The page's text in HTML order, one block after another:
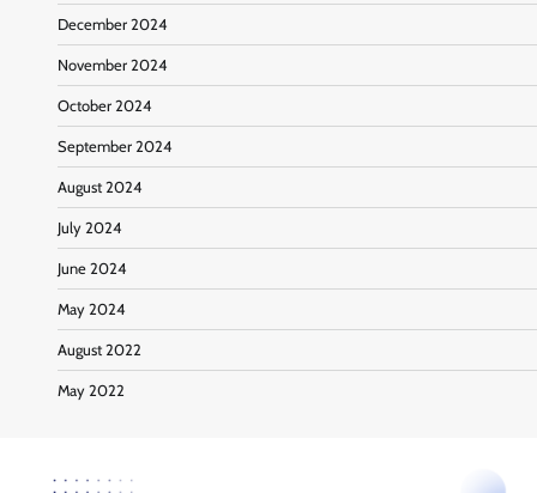
December 2024
November 2024
October 2024
September 2024
August 2024
July 2024
June 2024
May 2024
August 2022
May 2022